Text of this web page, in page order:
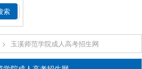
> 玉溪师范学院成人高考招生网